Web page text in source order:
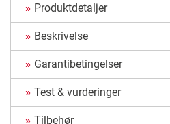
Produktdetaljer
Beskrivelse
Garantibetingelser
Test & vurderinger
Tilbehør